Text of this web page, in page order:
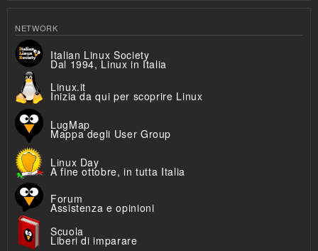
NETWORK
Italian Linux Society
Dal 1994, Linux in Italia
Linux.it
Inizia da qui per scoprire Linux
LugMap
Mappa degli User Group
Linux Day
A fine ottobre, in tutta Italia
Forum
Assistenza e opinioni
Scuola
Liberi di imparare